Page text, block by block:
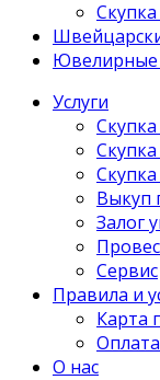
Ювелирные
Услуги
Выкуп
Залог
Сервис
Правила и
Карта
О нас